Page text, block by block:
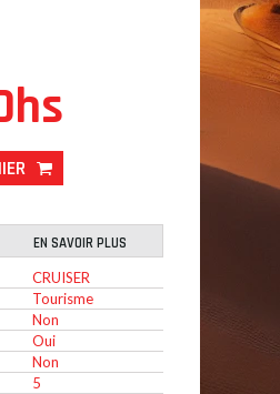
EN SAVOIR PLUS
CRUISER
Tourisme
Non
Oui
Non
5